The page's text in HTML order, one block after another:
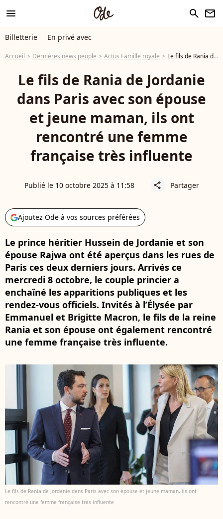
menu search newsletter
Billetterie En privé avec
Accueil Dernières news people Actus Famille royale Le fils de Rania de Jordanie dans Paris avec son épouse et jeune maman, ils ont rencontré une femme française très influente
Le fils de Rania de Jordanie
dans Paris avec son épouse
et jeune maman, ils ont
rencontré une femme
française très influente
Publié le 10 octobre 2025 à 11:58 share Partager
Ajoutez Ode à vos sources préférées
Le prince héritier Hussein de Jordanie et son
épouse Rajwa ont été aperçus dans les rues de
Paris ces deux derniers jours. Arrivés ce
mercredi 8 octobre, le couple princier a
enchaîné les apparitions publiques et les
rendez-vous officiels. Invités à l’Élysée par
Emmanuel et Brigitte Macron, le fils de la reine
Rania et son épouse ont également rencontré
une femme française très influente.
Le fils de Rania de Jordanie dans Paris avec son épouse et jeune maman, ils ont
rencontré une femme française très influente